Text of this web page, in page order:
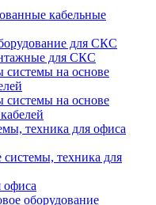
кабельные
для СКС
для СКС
на основе
на основе
техника для офиса
техника для
офиса
оборудование